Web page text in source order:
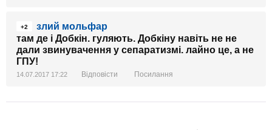
+2
злий мольфар
там де і Добкін. гуляють. Добкіну навіть не не
дали звинувачення у сепаратизмі. лайно це, а не
ГПУ!
14.07.2017 17:22 Відповісти Посилання